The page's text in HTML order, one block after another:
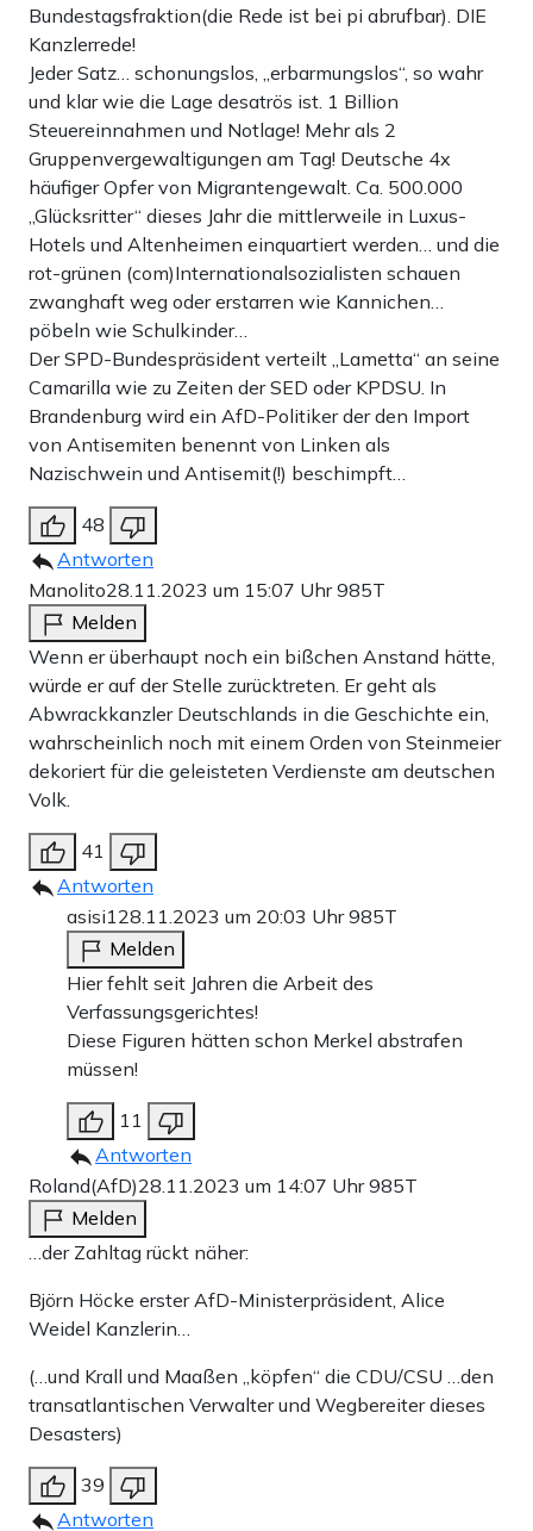
Bundestagsfraktion(die Rede ist bei pi abrufbar). DIE
Kanzlerrede!
Jeder Satz… schonungslos, „erbarmungslos“, so wahr
und klar wie die Lage desatrös ist. 1 Billion
Steuereinnahmen und Notlage! Mehr als 2
Gruppenvergewaltigungen am Tag! Deutsche 4x
häufiger Opfer von Migrantengewalt. Ca. 500.000
„Glücksritter“ dieses Jahr die mittlerweile in Luxus-
Hotels und Altenheimen einquartiert werden… und die
rot-grünen (com)Internationalsozialisten schauen
zwanghaft weg oder erstarren wie Kannichen…
pöbeln wie Schulkinder…
Der SPD-Bundespräsident verteilt „Lametta“ an seine
Camarilla wie zu Zeiten der SED oder KPDSU. In
Brandenburg wird ein AfD-Politiker der den Import
von Antisemiten benennt von Linken als
Nazischwein und Antisemit(!) beschimpft…
48
Antworten
Manolito28.11.2023 um 15:07 Uhr985T
Melden
Wenn er überhaupt noch ein bißchen Anstand hätte,
würde er auf der Stelle zurücktreten. Er geht als
Abwrackkanzler Deutschlands in die Geschichte ein,
wahrscheinlich noch mit einem Orden von Steinmeier
dekoriert für die geleisteten Verdienste am deutschen
Volk.
41
Antworten
asisi128.11.2023 um 20:03 Uhr985T
Melden
Hier fehlt seit Jahren die Arbeit des
Verfassungsgerichtes!
Diese Figuren hätten schon Merkel abstrafen
müssen!
11
Antworten
Roland(AfD)28.11.2023 um 14:07 Uhr985T
Melden
…der Zahltag rückt näher:
Björn Höcke erster AfD-Ministerpräsident, Alice
Weidel Kanzlerin…
(…und Krall und Maaßen „köpfen“ die CDU/CSU …den
transatlantischen Verwalter und Wegbereiter dieses
Desasters)
39
Antworten